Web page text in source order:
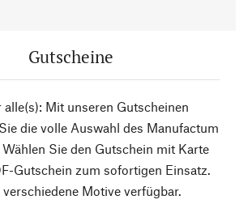
Gutscheine
alle(s): Mit unseren Gutscheinen
die volle Auswahl des Manufactum
Sie den Gutschein mit Karte
Gutschein zum sofortigen Einsatz.
verschiedene Motive verfügbar.